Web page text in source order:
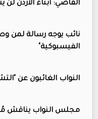
القاضي: أبناء الأردن
نائب يوجه رسالة لمن
الفيسبوكية"
النواب الغائبون عن
مجلس النواب يناقش